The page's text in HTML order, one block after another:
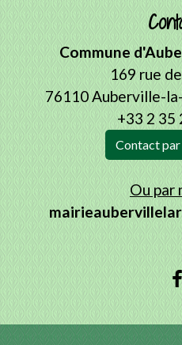
Commune
169 rue
76110 Auberville-
+33 2 35
Contact
Ou par